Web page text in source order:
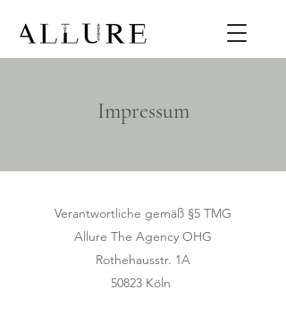
Impressum
Verantwortliche gemäß §5 TMG
Allure The Agency OHG
Rothehausstr. 1A
50823 Köln